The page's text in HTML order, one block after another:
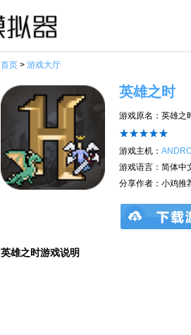
首页 > 游戏大厅
英雄之时
游戏原名：英雄之
游戏主机：
游戏语言：简体中
分享作者：小鸡推
英雄之时游戏说明